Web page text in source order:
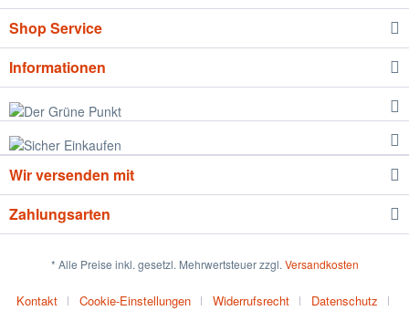
Shop Service
Informationen
Wir versenden mit
Zahlungsarten
* Alle Preise inkl. gesetzl. Mehrwertsteuer zzgl. Versandkosten
Kontakt Cookie-Einstellungen Widerrufsrecht Datenschutz